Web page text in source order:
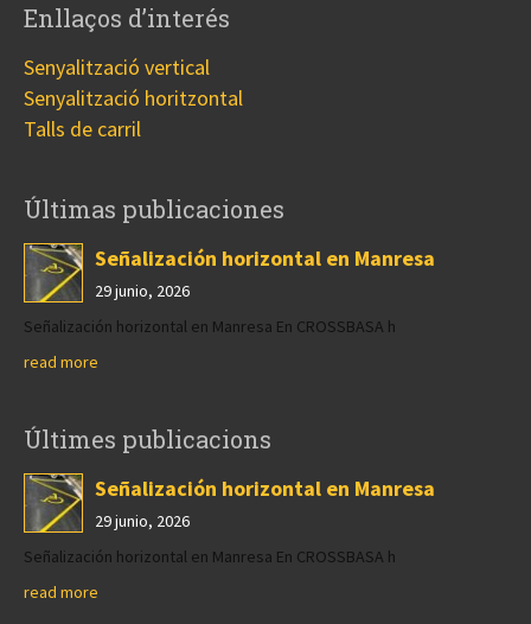
Enllaços d’interés
Senyalització vertical
Senyalització horitzontal
Talls de carril
Últimas publicaciones
Señalización horizontal en Manresa
29 junio, 2026
Señalización horizontal en Manresa En CROSSBASA h
read more
Últimes publicacions
Señalización horizontal en Manresa
29 junio, 2026
Señalización horizontal en Manresa En CROSSBASA h
read more